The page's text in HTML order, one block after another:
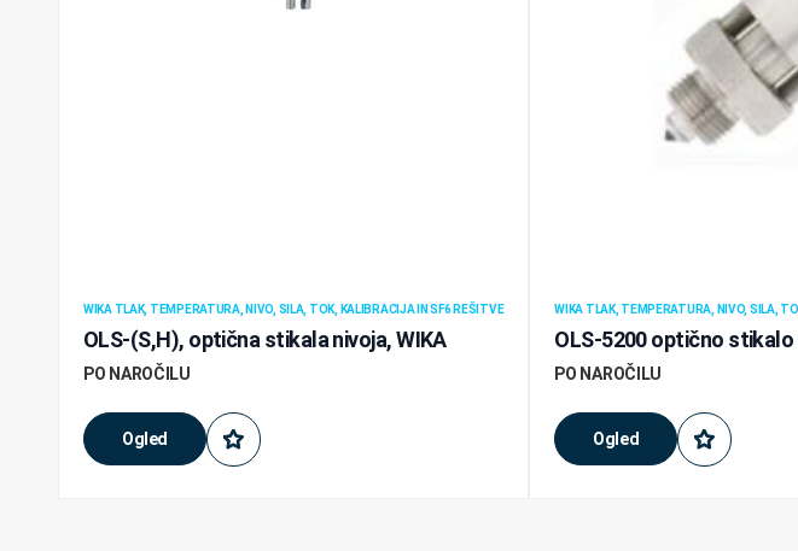
WIKA TLAK, TEMPERATURA, NIVO, SILA, TOK, KALIBRACIJA IN SF6 REŠITVE
OLS-(S,H), optična stikala nivoja, WIKA
Ogled
PO NAROČILU
WIKA TLAK, TEMPERATURA, NIVO, SILA,
OLS-5200 optično
Ogled
PO NAROČILU